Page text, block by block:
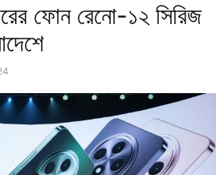
ফোন রেনো-১২ সিরিজ